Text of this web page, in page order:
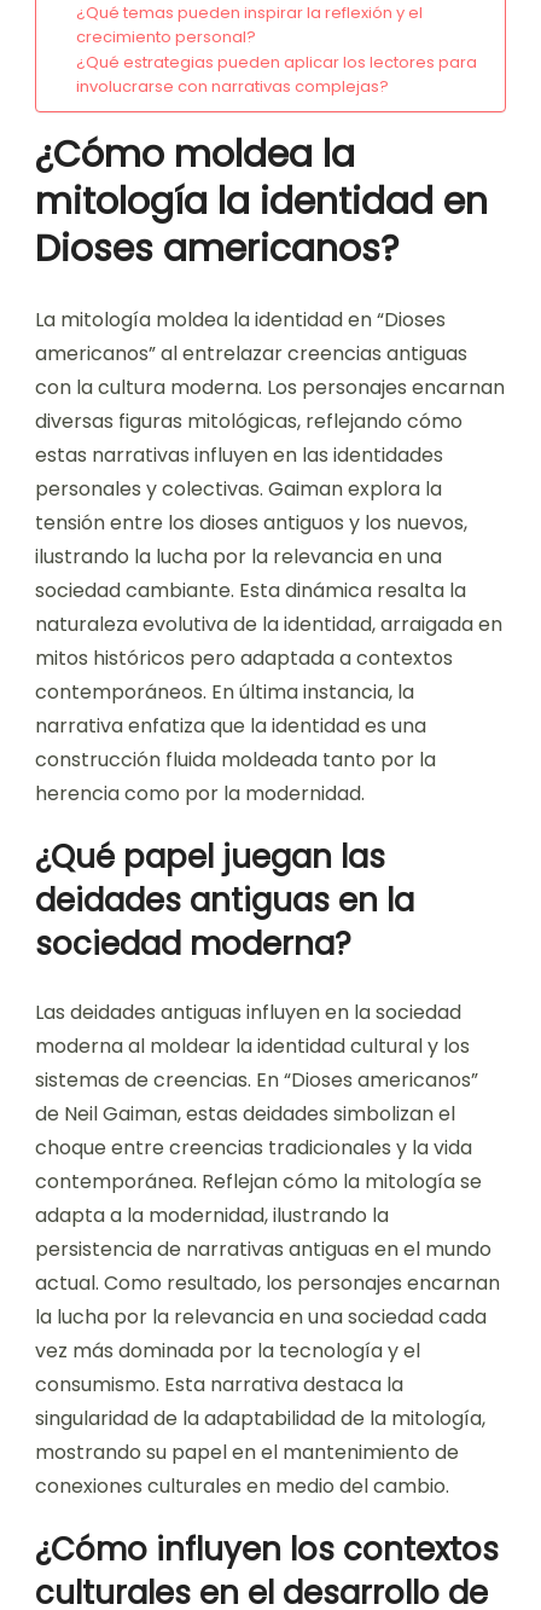
¿Qué temas pueden inspirar la reflexión y el
crecimiento personal?
¿Qué estrategias pueden aplicar los lectores para
involucrarse con narrativas complejas?
¿Cómo moldea la
mitología la identidad en
Dioses americanos?
La mitología moldea la identidad en “Dioses
americanos” al entrelazar creencias antiguas
con la cultura moderna. Los personajes encarnan
diversas figuras mitológicas, reflejando cómo
estas narrativas influyen en las identidades
personales y colectivas. Gaiman explora la
tensión entre los dioses antiguos y los nuevos,
ilustrando la lucha por la relevancia en una
sociedad cambiante. Esta dinámica resalta la
naturaleza evolutiva de la identidad, arraigada en
mitos históricos pero adaptada a contextos
contemporáneos. En última instancia, la
narrativa enfatiza que la identidad es una
construcción fluida moldeada tanto por la
herencia como por la modernidad.
¿Qué papel juegan las
deidades antiguas en la
sociedad moderna?
Las deidades antiguas influyen en la sociedad
moderna al moldear la identidad cultural y los
sistemas de creencias. En “Dioses americanos”
de Neil Gaiman, estas deidades simbolizan el
choque entre creencias tradicionales y la vida
contemporánea. Reflejan cómo la mitología se
adapta a la modernidad, ilustrando la
persistencia de narrativas antiguas en el mundo
actual. Como resultado, los personajes encarnan
la lucha por la relevancia en una sociedad cada
vez más dominada por la tecnología y el
consumismo. Esta narrativa destaca la
singularidad de la adaptabilidad de la mitología,
mostrando su papel en el mantenimiento de
conexiones culturales en medio del cambio.
¿Cómo influyen los contextos
culturales en el desarrollo de